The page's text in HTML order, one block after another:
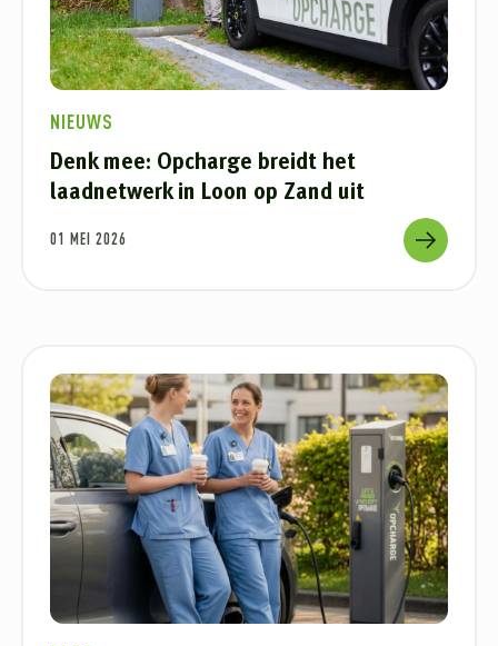
NIEUWS
Denk mee: Opcharge breidt het
laadnetwerk in Loon op Zand uit
01 MEI 2026